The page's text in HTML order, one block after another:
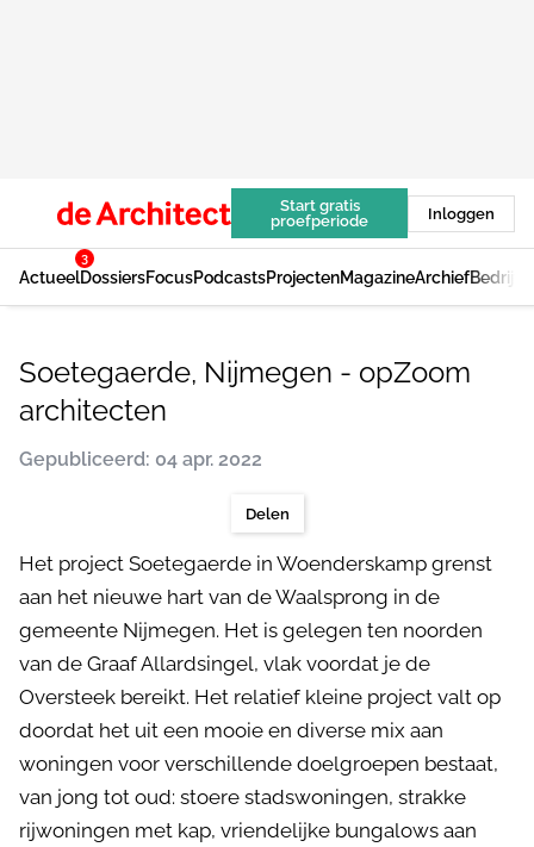
Start gratis
proefperiode
Inloggen
Actueel
3
DossiersFocusPodcastsProjectenMagazineArchief
Soetegaerde, Nijmegen - opZoom
architecten
Gepubliceerd: 04 apr. 2022
Delen
Het project Soetegaerde in Woenderskamp grenst
aan het nieuwe hart van de Waalsprong in de
gemeente Nijmegen. Het is gelegen ten noorden
van de Graaf Allardsingel, vlak voordat je de
Oversteek bereikt. Het relatief kleine project valt op
doordat het uit een mooie en diverse mix aan
woningen voor verschillende doelgroepen bestaat,
van jong tot oud: stoere stadswoningen, strakke
rijwoningen met kap, vriendelijke bungalows aan